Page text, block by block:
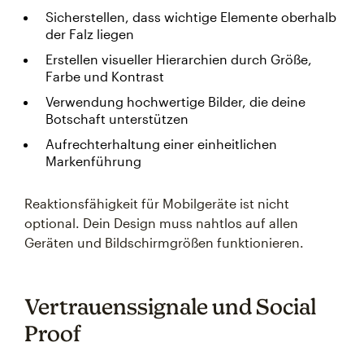
Sicherstellen, dass wichtige Elemente oberhalb
der Falz liegen
Erstellen visueller Hierarchien durch Größe,
Farbe und Kontrast
Verwendung hochwertige Bilder, die deine
Botschaft unterstützen
Aufrechterhaltung einer einheitlichen
Markenführung
Reaktionsfähigkeit für Mobilgeräte ist nicht
optional. Dein Design muss nahtlos auf allen
Geräten und Bildschirmgrößen funktionieren.
Vertrauenssignale und Social
Proof